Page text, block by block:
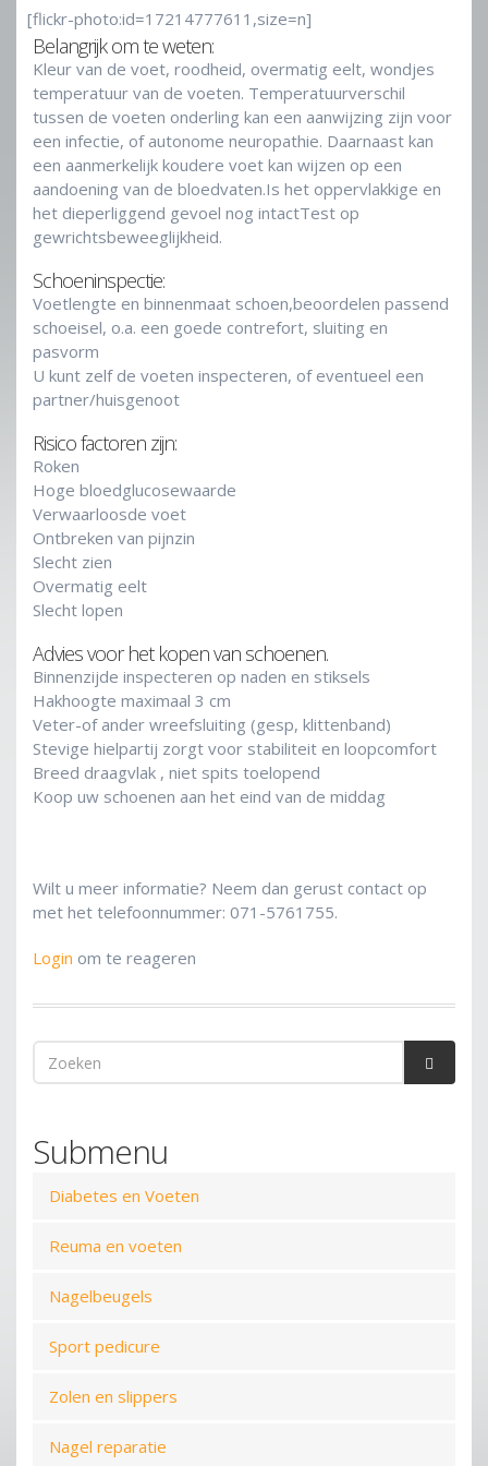
[flickr-photo:id=17214777611,size=n]
Belangrijk om te weten:
Kleur van de voet, roodheid, overmatig eelt, wondjes
temperatuur van de voeten. Temperatuurverschil
tussen de voeten onderling kan een aanwijzing zijn voor
een infectie, of autonome neuropathie. Daarnaast kan
een aanmerkelijk koudere voet kan wijzen op een
aandoening van de bloedvaten.Is het oppervlakkige en
het dieperliggend gevoel nog intactTest op
gewrichtsbeweeglijkheid.
Schoeninspectie:
Voetlengte en binnenmaat schoen,beoordelen passend
schoeisel, o.a. een goede contrefort, sluiting en
pasvorm
U kunt zelf de voeten inspecteren, of eventueel een
partner/huisgenoot
Risico factoren zijn:
Roken
Hoge bloedglucosewaarde
Verwaarloosde voet
Ontbreken van pijnzin
Slecht zien
Overmatig eelt
Slecht lopen
Advies voor het kopen van schoenen.
Binnenzijde inspecteren op naden en stiksels
Hakhoogte maximaal 3 cm
Veter-of ander wreefsluiting (gesp, klittenband)
Stevige hielpartij zorgt voor stabiliteit en loopcomfort
Breed draagvlak , niet spits toelopend
Koop uw schoenen aan het eind van de middag
Wilt u meer informatie? Neem dan gerust contact op
met het telefoonnummer: 071-5761755.
Login om te reageren
Zoekveld
Submenu
Diabetes en Voeten
Reuma en voeten
Nagelbeugels
Sport pedicure
Zolen en slippers
Nagel reparatie